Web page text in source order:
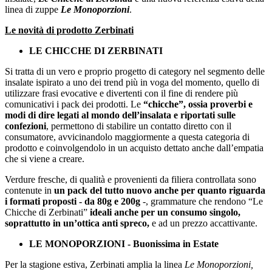
linea di zuppe Le Monoporzioni.
Le novità di prodotto Zerbinati
LE CHICCHE DI ZERBINATI
Si tratta di un vero e proprio progetto di category nel segmento delle
insalate ispirato a uno dei trend più in voga del momento, quello di
utilizzare frasi evocative e divertenti con il fine di rendere più
comunicativi i pack dei prodotti. Le “chicche”, ossia proverbi e
modi di dire legati al mondo dell’insalata e riportati sulle
confezioni, permettono di stabilire un contatto diretto con il
consumatore, avvicinandolo maggiormente a questa categoria di
prodotto e coinvolgendolo in un acquisto dettato anche dall’empatia
che si viene a creare.
Verdure fresche, di qualità e provenienti da filiera controllata sono
contenute in un pack del tutto nuovo anche per quanto riguarda
i formati proposti - da 80g e 200g -, grammature che rendono “Le
Chicche di Zerbinati” ideali anche per un consumo singolo,
soprattutto in un’ottica anti spreco, e ad un prezzo accattivante.
LE MONOPORZIONI - Buonissima in Estate
Per la stagione estiva, Zerbinati amplia la linea Le Monoporzioni,